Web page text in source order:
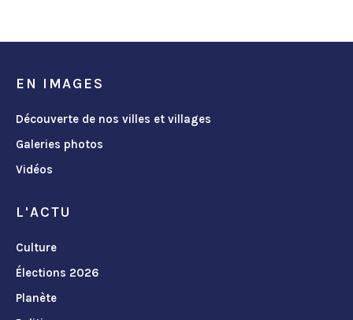
EN IMAGES
Découverte de nos villes et villages
Galeries photos
Vidéos
L'ACTU
Culture
Élections 2026
Planète